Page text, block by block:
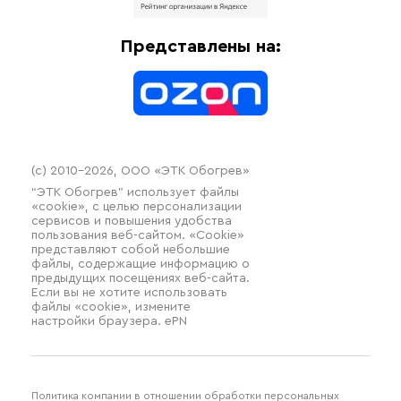
Отопительное оборудование
Представлены на:
(c) 2010–2026, ООО «ЭТК Обогрев»
“ЭТК Обогрев” использует файлы
«cookie», с целью персонализации
сервисов и повышения удобства
пользования веб-сайтом. «Cookie»
представляют собой небольшие
файлы, содержащие информацию о
предыдущих посещениях веб-сайта.
Если вы не хотите использовать
файлы «cookie», измените
настройки браузера. ePN
Политика компании в отношении обработки персональных